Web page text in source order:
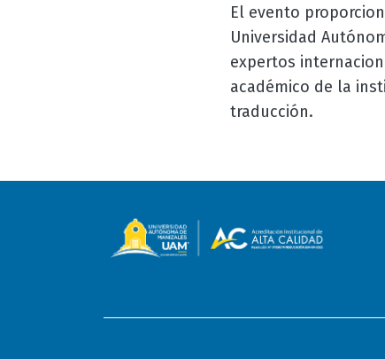
El evento
Universidad
expertos
académico de la
traducción.